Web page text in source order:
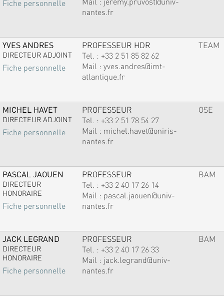
Fiche personnelle
nantes.fr
YVES ANDRES
DIRECTEUR ADJOINT
Fiche personnelle
PROFESSEUR HDR
Tel. : +33 2 51 85 82 62
Mail : yves.andres@imt-
atlantique.fr
TEAM
MICHEL HAVET
DIRECTEUR ADJOINT
Fiche personnelle
PROFESSEUR
Tel. : +33 2 51 78 54 27
Mail : michel.havet@oniris-
nantes.fr
OSE
PASCAL JAOUEN
DIRECTEUR
HONORAIRE
Fiche personnelle
PROFESSEUR
Tel. : +33 2 40 17 26 14
Mail : pascal.jaouen@univ-
nantes.fr
BAM
JACK LEGRAND
DIRECTEUR
HONORAIRE
Fiche personnelle
PROFESSEUR
Tel. : +33 2 40 17 26 33
Mail : jack.legrand@univ-
nantes.fr
BAM